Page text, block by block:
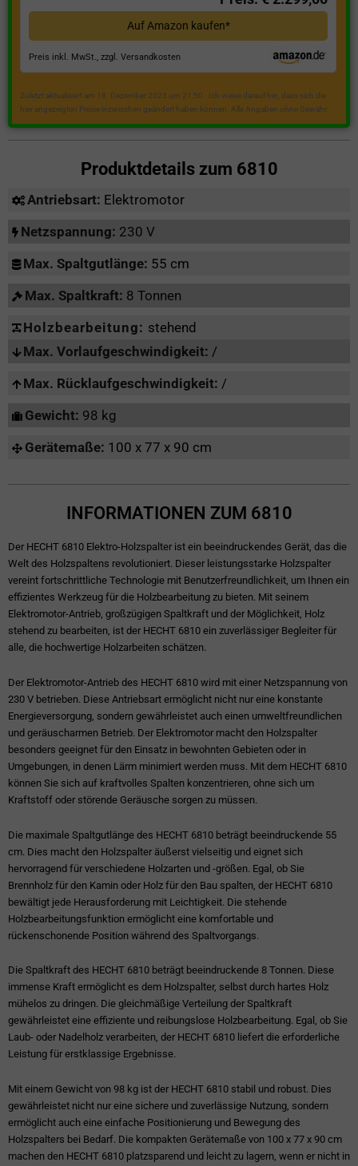
Auf Amazon kaufen*
Preis inkl. MwSt., zzgl. Versandkosten
Zuletzt aktualisiert am 18. Dezember 2023 um 21:50 . Ich weise darauf hin, dass sich die
hier angezeigten Preise inzwischen geändert haben können. Alle Angaben ohne Gewähr.
Produktdetails zum 6810
Antriebsart: Elektromotor
Netzspannung: 230 V
Max. Spaltgutlänge: 55 cm
Max. Spaltkraft: 8 Tonnen
Holzbearbeitung: stehend
Max. Vorlaufgeschwindigkeit: /
Max. Rücklaufgeschwindigkeit: /
Gewicht: 98 kg
Gerätemaße: 100 x 77 x 90 cm
INFORMATIONEN ZUM 6810
Der HECHT 6810 Elektro-Holzspalter ist ein beeindruckendes Gerät, das die
Welt des Holzspaltens revolutioniert. Dieser leistungsstarke Holzspalter
vereint fortschrittliche Technologie mit Benutzerfreundlichkeit, um Ihnen ein
effizientes Werkzeug für die Holzbearbeitung zu bieten. Mit seinem
Elektromotor-Antrieb, großzügigen Spaltkraft und der Möglichkeit, Holz
stehend zu bearbeiten, ist der HECHT 6810 ein zuverlässiger Begleiter für
alle, die hochwertige Holzarbeiten schätzen.
Der Elektromotor-Antrieb des HECHT 6810 wird mit einer Netzspannung von
230 V betrieben. Diese Antriebsart ermöglicht nicht nur eine konstante
Energieversorgung, sondern gewährleistet auch einen umweltfreundlichen
und geräuscharmen Betrieb. Der Elektromotor macht den Holzspalter
besonders geeignet für den Einsatz in bewohnten Gebieten oder in
Umgebungen, in denen Lärm minimiert werden muss. Mit dem HECHT 6810
können Sie sich auf kraftvolles Spalten konzentrieren, ohne sich um
Kraftstoff oder störende Geräusche sorgen zu müssen.
Die maximale Spaltgutlänge des HECHT 6810 beträgt beeindruckende 55
cm. Dies macht den Holzspalter äußerst vielseitig und eignet sich
hervorragend für verschiedene Holzarten und -größen. Egal, ob Sie
Brennholz für den Kamin oder Holz für den Bau spalten, der HECHT 6810
bewältigt jede Herausforderung mit Leichtigkeit. Die stehende
Holzbearbeitungsfunktion ermöglicht eine komfortable und
rückenschonende Position während des Spaltvorgangs.
Die Spaltkraft des HECHT 6810 beträgt beeindruckende 8 Tonnen. Diese
immense Kraft ermöglicht es dem Holzspalter, selbst durch hartes Holz
mühelos zu dringen. Die gleichmäßige Verteilung der Spaltkraft
gewährleistet eine effiziente und reibungslose Holzbearbeitung. Egal, ob Sie
Laub- oder Nadelholz verarbeiten, der HECHT 6810 liefert die erforderliche
Leistung für erstklassige Ergebnisse.
Mit einem Gewicht von 98 kg ist der HECHT 6810 stabil und robust. Dies
gewährleistet nicht nur eine sichere und zuverlässige Nutzung, sondern
ermöglicht auch eine einfache Positionierung und Bewegung des
Holzspalters bei Bedarf. Die kompakten Gerätemaße von 100 x 77 x 90 cm
machen den HECHT 6810 platzsparend und leicht zu lagern, wenn er nicht in